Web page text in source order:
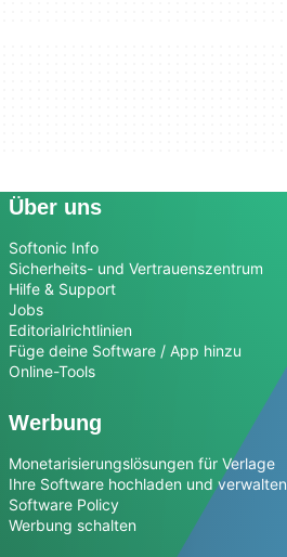
Über uns
Softonic Info
Sicherheits- und Vertrauenszentrum
Hilfe & Support
Jobs
Editorialrichtlinien
Füge deine Software / App hinzu
Online-Tools
Werbung
Monetarisierungslösungen für Verlage
Ihre Software hochladen und verwalten
Software Policy
Werbung schalten